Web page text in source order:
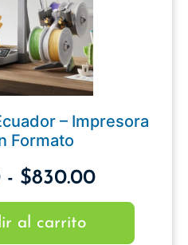
– Impresora
Formato
- $830.00
al carrito